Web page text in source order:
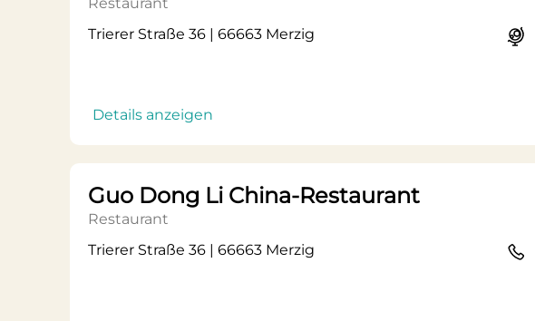
Trierer Straße 36 | 66663 Merzig
Details anzeigen
Guo Dong Li China-Restaurant
Restaurant
Trierer Straße 36 | 66663 Merzig